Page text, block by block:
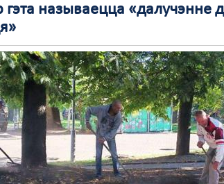
гэта называецца «далучэнне